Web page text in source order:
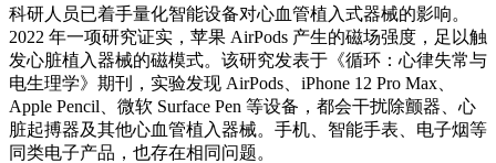
科研人员已着手量化智能设备对心血管植入式器械的影响。
2022 年一项研究证实，苹果 AirPods 产生的磁场强度，足以触
发心脏植入器械的磁模式。该研究发表于《循环：心律失常与
电生理学》期刊，实验发现 AirPods、iPhone 12 Pro Max、
Apple Pencil、微软 Surface Pen 等设备，都会干扰除颤器、心
脏起搏器及其他心血管植入器械。手机、智能手表、电子烟等
同类电子产品，也存在相同问题。